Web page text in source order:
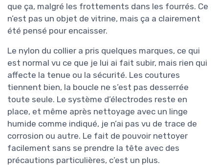
que ça, malgré les frottements dans les fourrés. Ce
n’est pas un objet de vitrine, mais ça a clairement
été pensé pour encaisser.
Le nylon du collier a pris quelques marques, ce qui
est normal vu ce que je lui ai fait subir, mais rien qui
affecte la tenue ou la sécurité. Les coutures
tiennent bien, la boucle ne s’est pas desserrée
toute seule. Le système d’électrodes reste en
place, et même après nettoyage avec un linge
humide comme indiqué, je n’ai pas vu de trace de
corrosion ou autre. Le fait de pouvoir nettoyer
facilement sans se prendre la tête avec des
précautions particulières, c’est un plus.